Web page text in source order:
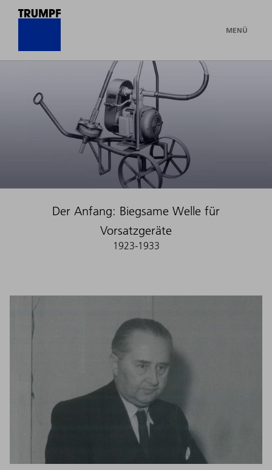
MENÜ
Der Anfang: Biegsame Welle für
Vorsatzgeräte
1923-1933